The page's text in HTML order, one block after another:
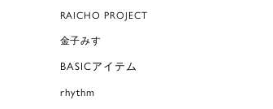
RAICHO PROJECT
金子みすゞ
BASICアイテム
rhythm